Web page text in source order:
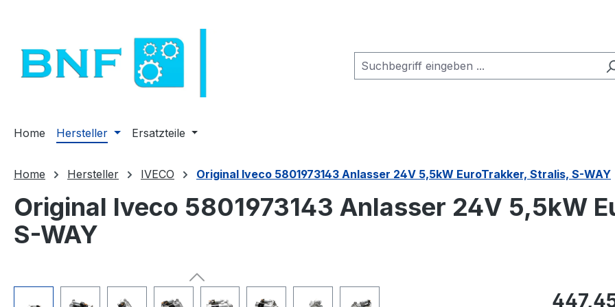
Home Hersteller Ersatzteile
Home Hersteller IVECO Original Iveco 5801973143 Anlasser 24V 5,5kW EuroTrakker, Stralis, S-WAY
Original Iveco 5801973143 Anlasser 24V 5,5kW
S-WAY
Regulärer